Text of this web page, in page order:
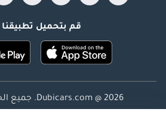
قم بتحميل تطبيقنا
Dubicars.com @ 2026. جميع الحقوق محفوظة.